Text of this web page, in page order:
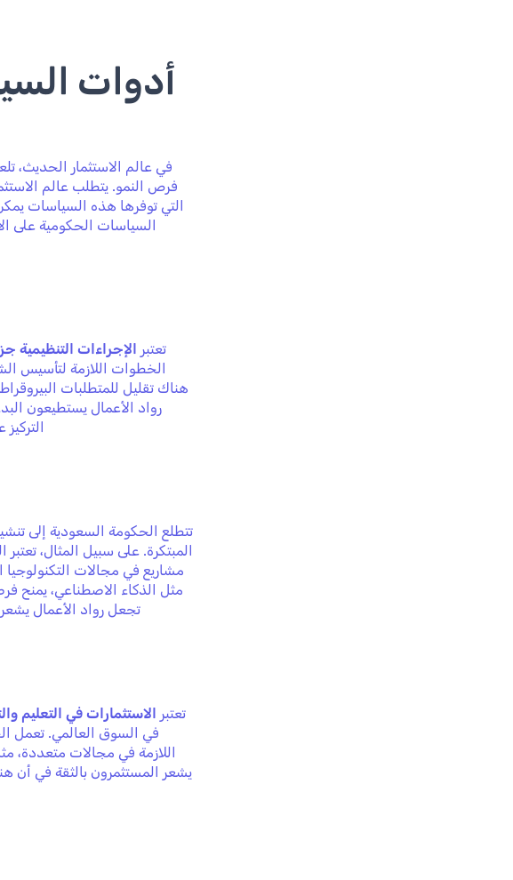
أدوات
في عالم الاستثمار الحديث،
فرص النمو. يتطلب عالم
التي توفرها هذه السياسات
السياسات الحكومية على
تعتبر الإجراءات التنظيمية
الخطوات اللازمة لتأسيس
هناك تقليل للمتطلبات
رواد الأعمال يستطيعون
تتطلع الحكومة السعودية إلى
المبتكرة. على سبيل المثال،
مشاريع في مجالات التكنولوجيا
مثل الذكاء الاصطناعي، يمنح
تجعل رواد الأعمال
تعتبر الاستثمارات في التعليم
في السوق العالمي. تعمل
اللازمة في مجالات متعددة،
يشعر المستثمرون بالثقة في أن